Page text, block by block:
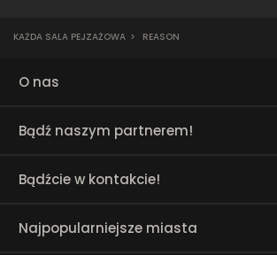
KAŻDA SALA PEJZAŻOWA > REASON
O nas
Bądź naszym partnerem!
Bądźcie w kontakcie!
Najpopularniejsze miasta